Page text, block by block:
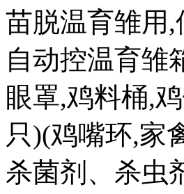
苗脱温育雏用,
自动控温育雏
眼罩,鸡料桶,
只)(鸡嘴环,家
杀菌剂、杀虫